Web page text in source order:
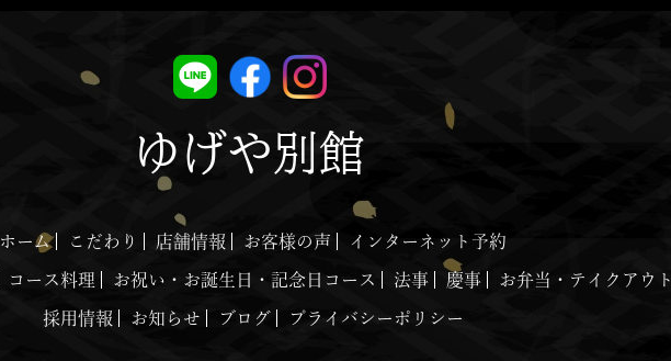
ゆげや別館
ホーム こだわり 店舗情報 お客様の声 インターネット予約
コース料理 お祝い・お誕生日・記念日コース 法事 慶事 お弁当・テイクアウト
採用情報 お知らせ ブログ プライバシーポリシー